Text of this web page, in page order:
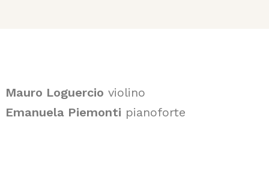
Mauro Loguercio violino
Emanuela Piemonti pianoforte